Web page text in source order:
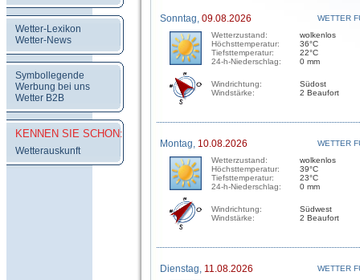
Wetter-Lexikon
Wetter-News
Symbollegende
Werbung bei uns
Wetter B2B
KENNEN SIE SCHON:
Wetterauskunft
Sonntag, 09.08.2026
WETTER
Wetterzustand:
Höchsttemperatur:
Tiefsttemperatur:
24-h-Niederschlag:
wolkenlos
36°C
22°C
0 mm
Windrichtung:
Windstärke:
Südost
2 Beaufort
Montag, 10.08.2026
WETTER
Wetterzustand:
Höchsttemperatur:
Tiefsttemperatur:
24-h-Niederschlag:
wolkenlos
39°C
23°C
0 mm
Windrichtung:
Windstärke:
Südwest
2 Beaufort
Dienstag, 11.08.2026
WETTER